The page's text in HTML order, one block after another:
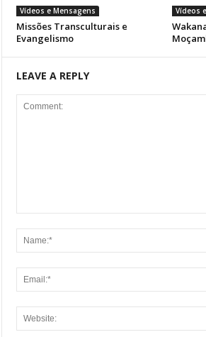
Vídeos e Mensagens
Missões Transculturais e
Evangelismo
Vídeos
LEAVE A REPLY